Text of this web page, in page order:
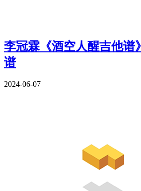
李冠霖《酒空人醒吉他谱
谱
2024-06-07